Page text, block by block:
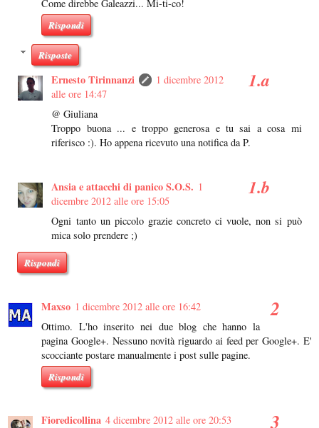
Come direbbe Galeazzi... Mi-ti-co!
Rispondi
Risposte
Ernesto Tirinnanzi
1 dicembre 2012
alle ore 14:47
@ Giuliana
Troppo buona ... e troppo generosa e tu sai a cosa mi
riferisco :). Ho appena ricevuto una notifica da P.
Ansia e attacchi di panico S.O.S. 1
dicembre 2012 alle ore 15:05
Ogni tanto un piccolo grazie concreto ci vuole, non si può
mica solo prendere ;)
Rispondi
Maxso 1 dicembre 2012 alle ore 16:42
Ottimo. L'ho inserito nei due blog che hanno la
pagina Google+. Nessuno novità riguardo ai feed per Google+. E'
scocciante postare manualmente i post sulle pagine.
Rispondi
Fioredicollina 4 dicembre 2012 alle ore 20:53